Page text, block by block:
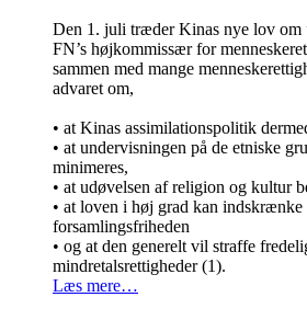
Den 1. juli træder Kinas nye lov om
FN’s højkommissær for
sammen med mange
advaret om,
• at Kinas assimilationspolitik
• at undervisningen på de etniske
minimeres,
• at udøvelsen af religion og kultur
• at loven i høj grad kan
forsamlingsfriheden
• og at den generelt vil straffe
mindretalsrettigheder (1).
Læs mere…